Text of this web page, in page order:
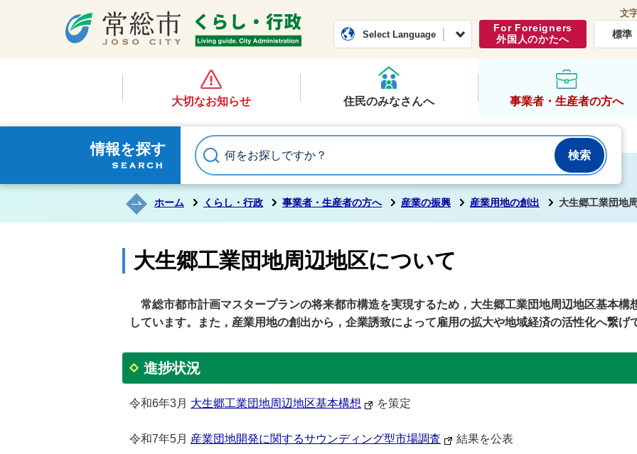
常総市公式ホームページくらし・行政
Select Language
For Foreigners
外国人のかたへ
文
標準
大切なお知らせ 住民のみなさんへ 事業者・生産者の方へ
情報を探す
ホーム くらし・行政 事業者・生産者の方へ 産業の振興 産業用地の創出 大生郷工業団地
大生郷工業団地周辺地区について
常総市都市計画マスタープランの将来都市構造を実現するため，大生郷工業団地周辺地区基本構
しています。
また，産業用地の創出から，企業誘致によって雇用の拡大や地域経済の活性化へ繋げ
進捗状況
令和6年3月 大生郷工業団地周辺地区基本構想 を策定
令和7年5月 産業団地開発に関するサウンディング型市場調査 結果を公表